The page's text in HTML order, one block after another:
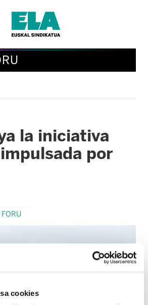
cookies
la iniciativa
por